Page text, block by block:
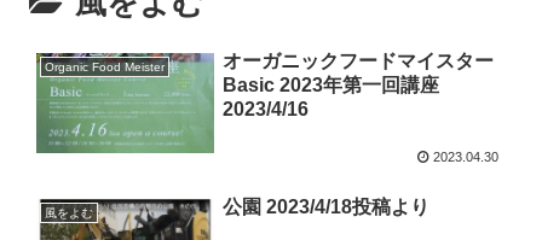
Organic Food Meister
オーガニックフードマイスター
Basic 2023年第一回講座
2023/4/16
2023.04.30
風をよむ 公園 2023/4/18投稿より